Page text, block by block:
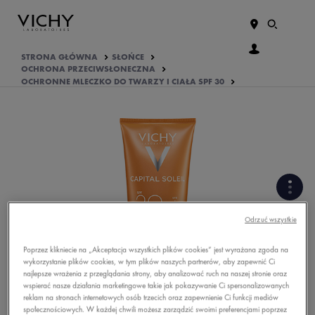
STRONA GŁÓWNA
SŁOŃCE
OCHRONA PRZECIWSŁONECZNA
OCHRONNE MLECZKO DO TWARZY I CIAŁA SPF 30
FORMUŁA BOGATA W
PODSTAWOWE INFORMACJE
O PRODUKCIE
OPINIE O PRODUKCIE
Poprzez klikniecie na „Akceptacja wszystkich plików cookies” jest wyrażana zgoda na
wykorzystanie plików cookies, w tym plików naszych partnerów, aby zapewnić Ci
najlepsze wrażenia z przeglądania strony, aby analizować ruch na naszej stronie oraz
wspierać nasze działania marketingowe takie jak pokazywanie Ci spersonalizowanych
reklam na stronach internetowych osób trzecich oraz zapewnienie Ci funkcji mediów
społecznościowych. W każdej chwili możesz zarządzić swoimi preferencjami poprzez
Odrzuć wszystkie